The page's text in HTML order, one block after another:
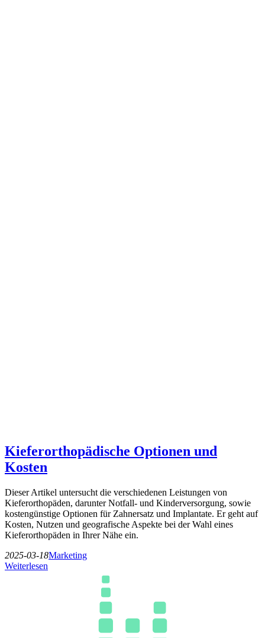
Kieferorthopädische Optionen und
Kosten
Dieser Artikel untersucht die verschiedenen Leistungen von
Kieferorthopäden, darunter Notfall- und Kinderversorgung, sowie
kostengünstige Optionen für Zahnersatz und Implantate. Er geht auf
Kosten, Nutzen und geografische Aspekte bei der Wahl eines
Kieferorthopäden in Ihrer Nähe ein.
2025-03-18Marketing
Weiterlesen